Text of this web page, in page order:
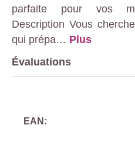
parfaite pour vos
Description Vous
qui prépa… Plus
Évaluations
EAN: